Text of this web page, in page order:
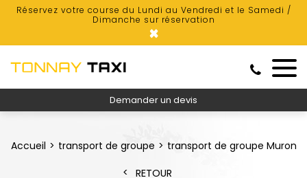
Réservez votre course du Lundi au Vendredi et le Samedi /
Dimanche sur réservation
×
Demander un devis
Accueil transport de groupe
transport de groupe Muron
RETOUR